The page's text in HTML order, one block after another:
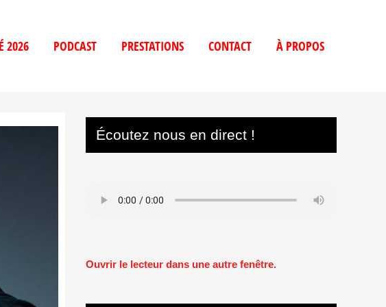
2026 PODCAST PRESTATIONS CONTACT À PROPOS
Écoutez nous en direct !
Ouvrir le lecteur dans une autre fenêtre.